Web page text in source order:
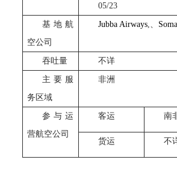
05/23
基地航
空公司
Jubba Airways,、
吞吐量 不详
主要服
务区域
非洲
参与运
营航空公司
客运 南
货运 不